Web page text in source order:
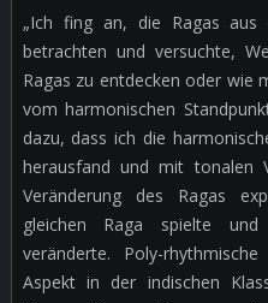
„Ich fing an, die Ragas aus
betrachten und versuchte,
Ragas zu entdecken oder wie
vom harmonischen
dazu, dass ich die
herausfand und mit tonalen
Veränderung des Ragas
gleichen Raga spielte
veränderte. Poly-
Aspekt in der indischen